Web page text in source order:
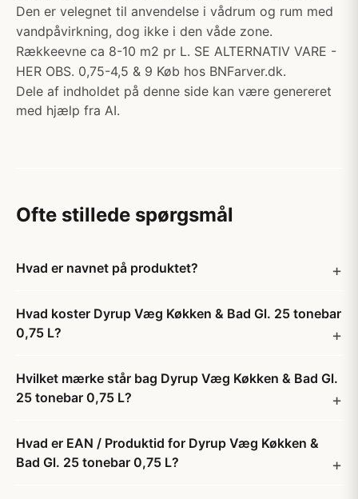
Den er velegnet til anvendelse i vådrum og rum med
vandpåvirkning, dog ikke i den våde zone.
Rækkeevne ca 8-10 m2 pr L. SE ALTERNATIV VARE -
HER OBS. 0,75-4,5 & 9 Køb hos BNFarver.dk.
Dele af indholdet på denne side kan være genereret
med hjælp fra AI.
Ofte stillede spørgsmål
Hvad er navnet på produktet?
Hvad koster Dyrup Væg Køkken & Bad Gl. 25 tonebar
0,75 L?
Hvilket mærke står bag Dyrup Væg Køkken & Bad Gl.
25 tonebar 0,75 L?
Hvad er EAN / Produktid for Dyrup Væg Køkken &
Bad Gl. 25 tonebar 0,75 L?